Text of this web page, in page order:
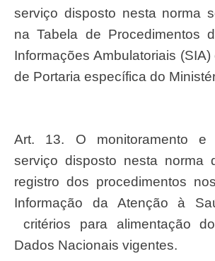
serviço disposto nesta norma
na Tabela de Procedimentos
Informações Ambulatoriais
de Portaria específica do
Art. 13. O monitoramento e avaliação do
serviço disposto nesta norma
registro dos procedimentos
Informação da Atenção à
critérios para alimentação
Dados Nacionais vigentes.